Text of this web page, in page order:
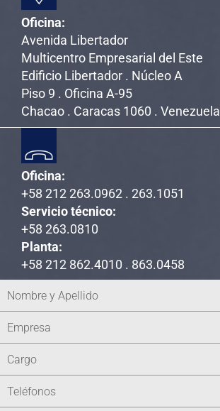
Oficina:
Avenida Libertador
Multicentro Empresarial del Este
Edificio Libertador . Núcleo A
Piso 9 . Oficina A-95
Chacao . Caracas 1060 . Venezuela
Oficina:
+58 212 263.0962 . 263.1051
Servicio técnico:
+58 263.0810
Planta:
+58 212 862.4010 . 863.0458